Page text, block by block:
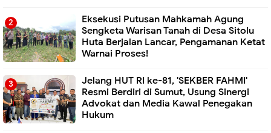
Eksekusi Putusan Mahkamah Agung
Sengketa Warisan Tanah di Desa Sitolu
Huta Berjalan Lancar, Pengamanan Ketat
Warnai Proses!
Jelang HUT RI ke-81, 'SEKBER FAHMI'
Resmi Berdiri di Sumut, Usung Sinergi
Advokat dan Media Kawal Penegakan
Hukum